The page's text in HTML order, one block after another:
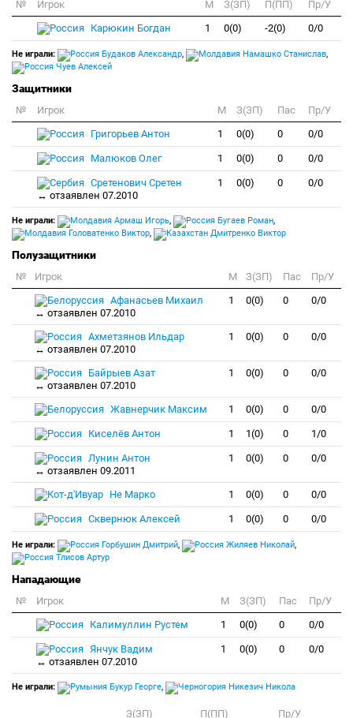
№ Игрок M З(ЗП) П(ПП)
Пр/У
Карюкин Богдан
1 0(0) -2(0) 0/0
Не играли: Будаков Александр, Намашко Станислав,
Чуев Алексей
Защитники
№ Игрок M З(ЗП) Пас
Пр/У
Григорьев Антон
1 0(0) 0 0/0
Малюков Олег 1 0(0) 0 0/0
Сретенович Сретен
↔ отзаявлен 07.2010
1 0(0) 0 0/0
Не играли: Армаш Игорь, Бугаев Роман,
Головатенко Виктор, Дмитренко Виктор
Полузащитники
№ Игрок M З(ЗП) Пас
Пр/У
Афанасьев Михаил
↔ отзаявлен 07.2010
1 0(0) 0 0/0
Ахметзянов Ильдар
↔ отзаявлен 07.2010
1 0(0) 0 0/0
Байрыев Азат
↔ отзаявлен 07.2010
1 0(0) 0 0/0
Жавнерчик Максим 1 0(0) 0 0/0
Киселёв Антон 1 1(0) 0 1/0
Лунин Антон
↔ отзаявлен 09.2011
1 0(0) 0 0/0
Не Марко 1 0(0) 0 0/0
Сквернюк Алексей 1 0(0) 0 0/0
Не играли: Горбушин Дмитрий, Жиляев Николай,
Тлисов Артур
Нападающие
№ Игрок M З(ЗП) Пас
Пр/У
Калимуллин Рустем
1 0(0) 0 0/0
Янчук Вадим
↔ отзаявлен 07.2010
1 0(0) 0 0/0
Не играли: Букур Георге, Никезич Никола
З(ЗП) П(ПП) Пр/У